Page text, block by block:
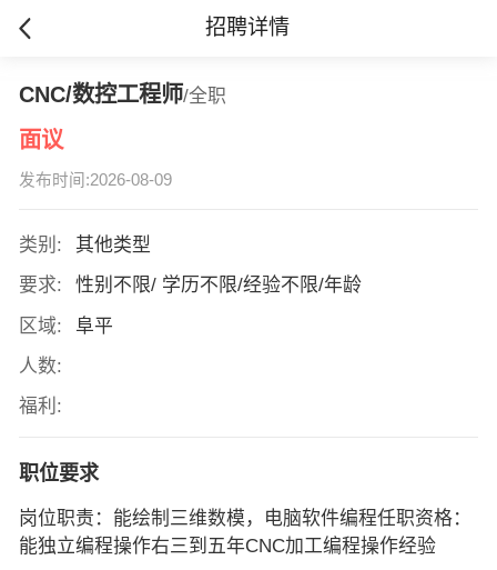
招聘详情
CNC/数控工程师/全职
面议
发布时间:2026-08-09
类别:
其他类型
要求:
性别不限/ 学历不限/经验不限/年龄
区域:
阜平
人数:
福利:
职位要求
岗位职责：能绘制三维数模，电脑软件编程任职资格：
能独立编程操作右三到五年CNC加工编程操作经验